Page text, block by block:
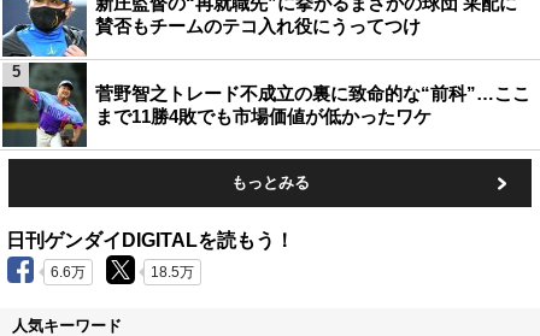
賛否もチームのテコ入れ役にうってつけ
菅野智之トレード不成立の裏に致命的な“前科”…ここ
まで11勝4敗でも市場価値が低かったワケ
5
もっとみる
日刊ゲンダイDIGITALを読もう！
6.6万 18.5万
人気キーワード